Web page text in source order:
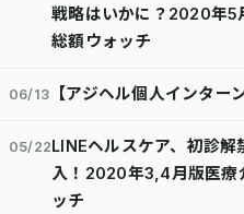
戦略はいかに？2020年5
総額ウォッチ
06/13 【アジヘル個人インタ
05/22LINEヘルスケア、初診
入！2020年3,4月版医療
ッチ